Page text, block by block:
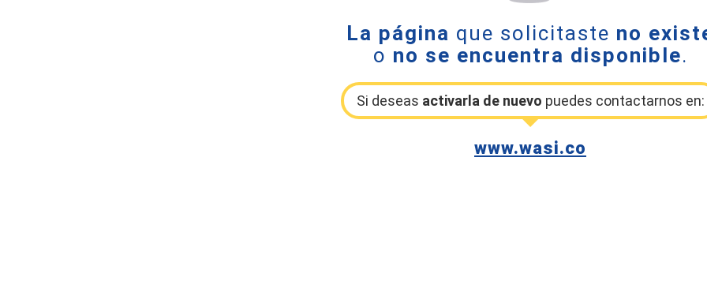
La página que solicitaste no
o no se encuentra disponible.
Si deseas activarla de nuevo puedes contactarnos en:
www.wasi.co